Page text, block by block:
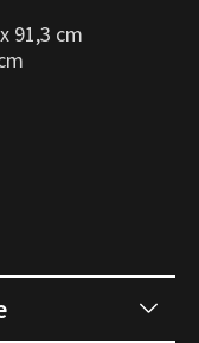
91,3 cm